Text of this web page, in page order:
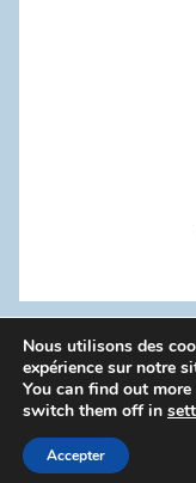
WordPress
Politique de
Nous utilisons des
expérience sur notre
You can find out
switch them off in
Accepter